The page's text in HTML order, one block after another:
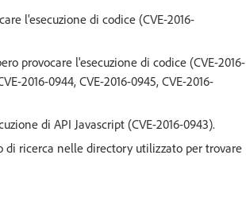
l'esecuzione di codice (CVE-2016-
provocare l'esecuzione di codice (CVE-2016-
2016-0944, CVE-2016-0945, CVE-2016-
di API Javascript (CVE-2016-0943).
ricerca nelle directory utilizzato per trovare